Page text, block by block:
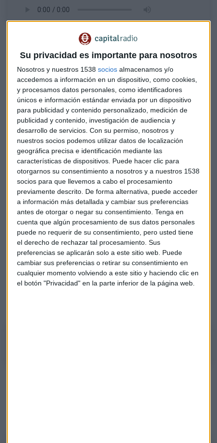
Su privacidad es importante para nosotros
Nosotros y nuestros 1538 socios almacenamos y/o
accedemos a información en un dispositivo, como cookies,
y procesamos datos personales, como identificadores
únicos e información estándar enviada por un dispositivo
para publicidad y contenido personalizado, medición de
publicidad y contenido, investigación de audiencia y
desarrollo de servicios. Con su permiso, nosotros y
nuestros socios podemos utilizar datos de localización
geográfica precisa e identificación mediante las
características de dispositivos. Puede hacer clic para
otorgarnos su consentimiento a nosotros y a nuestros 1538
socios para que llevemos a cabo el procesamiento
previamente descrito. De forma alternativa, puede acceder
a información más detallada y cambiar sus preferencias
antes de otorgar o negar su consentimiento. Tenga en
cuenta que algún procesamiento de sus datos personales
puede no requerir de su consentimiento, pero usted tiene
el derecho de rechazar tal procesamiento. Sus
preferencias se aplicarán solo a este sitio web. Puede
cambiar sus preferencias o retirar su consentimiento en
cualquier momento volviendo a este sitio y haciendo clic en
el botón "Privacidad" en la parte inferior de la página web.
Su decisión personal en los últimos años ha sido invertir en
el largo plazo, ya que le ha brindado una mejor visión a la
hora de decidir por qué activos apostar. “En un gráfico de
días o semanas, puede que no tengamos nada de
lateralidad. Pero en uno de tres meses, el mercado está en
plena resistencia”, analiza el experto.
¿Qué necesita el mercado?
En este momento, según Doblado, “el mercado necesita
una excusa, algo en lo que creer para impulsarse”
Durante las elecciones de 2016 en Estados Unidos, por
ejemplo, fue la victoria de Trump la que terminó rompiendo
una lateralidad de dos años, pero tras ese esfuerzo “se pasó
tres meses en lateral”.
En este sentido, entiende que en ese momento"Trump era
el vector por el que el mercado encuentra la energía en
él".Sin embargo, al momento las bolsas no han encontrado
de donde coger impulso, según el analista.
Consultado por los oyentes sobre los valores Novartis y
Sanofi, vinculados a la salud, el experto ha dicho que